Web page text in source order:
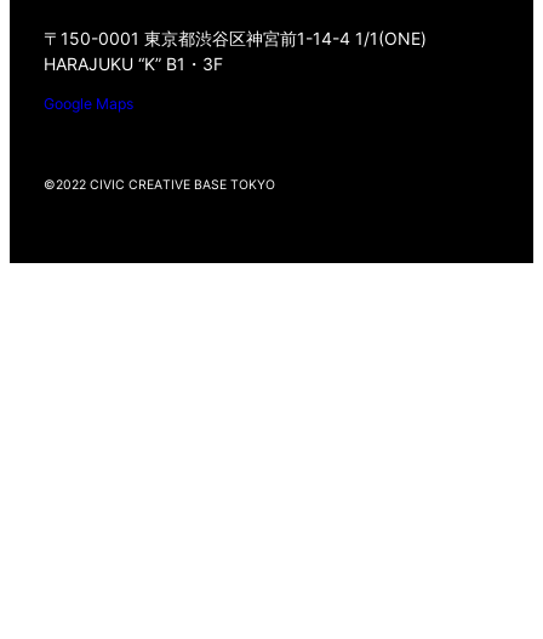
〒150-0001 東京都渋谷区神宮前1-14-4 1/1(ONE)
HARAJUKU “K” B1・3F
Google Maps
©2022 CIVIC CREATIVE BASE TOKYO